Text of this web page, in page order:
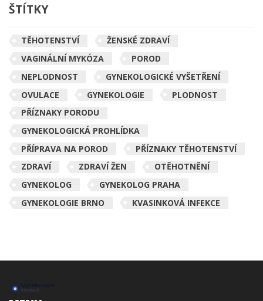
ŠTÍTKY
TĚHOTENSTVÍ
ŽENSKÉ ZDRAVÍ
VAGINÁLNÍ MYKÓZA
POROD
NEPLODNOST
GYNEKOLOGICKÉ VYŠETŘENÍ
OVULACE
GYNEKOLOGIE
PLODNOST
PŘÍZNAKY PORODU
GYNEKOLOGICKÁ PROHLÍDKA
PŘÍPRAVA NA POROD
PŘÍZNAKY TĚHOTENSTVÍ
ZDRAVÍ
ZDRAVÍ ŽEN
OTĚHOTNĚNÍ
GYNEKOLOG
GYNEKOLOG PRAHA
GYNEKOLOGIE BRNO
KVASINKOVÁ INFEKCE